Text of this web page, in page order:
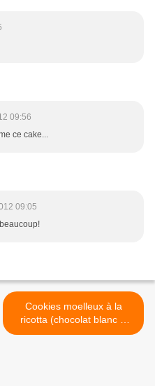
09:56
ce cake...
09:05
Cookies moelleux à la
ricotta (chocolat blanc &
pistaches) >